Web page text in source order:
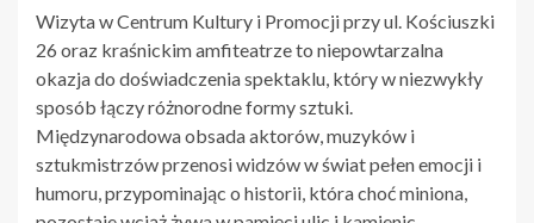
Wizyta w Centrum Kultury i Promocji przy ul. Kościuszki
26 oraz kraśnickim amfiteatrze to niepowtarzalna
okazja do doświadczenia spektaklu, który w niezwykły
sposób łączy różnorodne formy sztuki.
Międzynarodowa obsada aktorów, muzyków i
sztukmistrzów przenosi widzów w świat pełen emocji i
humoru, przypominając o historii, która choć miniona,